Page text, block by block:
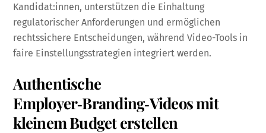
Kandidat:innen, unterstützen die Einhaltung
regulatorischer Anforderungen und ermöglichen
rechtssichere Entscheidungen, während Video-Tools in
faire Einstellungsstrategien integriert werden.
Authentische
Employer‑Branding‑Videos mit
kleinem Budget erstellen